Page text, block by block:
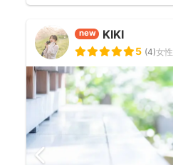
new KIKI
5 (4)女性